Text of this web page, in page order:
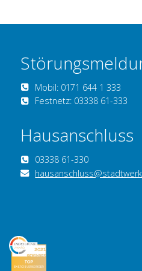
Mobil: 0171 644 1 333
Festnetz: 03338 61-333
Hausanschluss
03338 61-330